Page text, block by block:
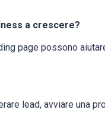
a crescere?
page possono
lead, avviare una